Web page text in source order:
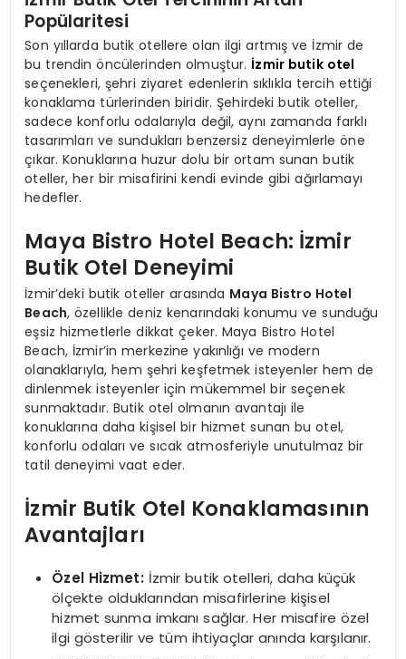
Popülaritesi
Son yıllarda butik otellere olan ilgi artmış ve İzmir de
bu trendin öncülerinden olmuştur. İzmir butik otel
seçenekleri, şehri ziyaret edenlerin sıklıkla tercih ettiği
konaklama türlerinden biridir. Şehirdeki butik oteller,
sadece konforlu odalarıyla değil, aynı zamanda farklı
tasarımları ve sundukları benzersiz deneyimlerle öne
çıkar. Konuklarına huzur dolu bir ortam sunan butik
oteller, her bir misafirini kendi evinde gibi ağırlamayı
hedefler.
Maya Bistro Hotel Beach: İzmir
Butik Otel Deneyimi
İzmir’deki butik oteller arasında Maya Bistro Hotel
Beach, özellikle deniz kenarındaki konumu ve sunduğu
eşsiz hizmetlerle dikkat çeker. Maya Bistro Hotel
Beach, İzmir’in merkezine yakınlığı ve modern
olanaklarıyla, hem şehri keşfetmek isteyenler hem de
dinlenmek isteyenler için mükemmel bir seçenek
sunmaktadır. Butik otel olmanın avantajı ile
konuklarına daha kişisel bir hizmet sunan bu otel,
konforlu odaları ve sıcak atmosferiyle unutulmaz bir
tatil deneyimi vaat eder.
İzmir Butik Otel Konaklamasının
Avantajları
Özel Hizmet: İzmir butik otelleri, daha küçük
ölçekte olduklarından misafirlerine kişisel
hizmet sunma imkanı sağlar. Her misafire özel
ilgi gösterilir ve tüm ihtiyaçlar anında karşılanır.